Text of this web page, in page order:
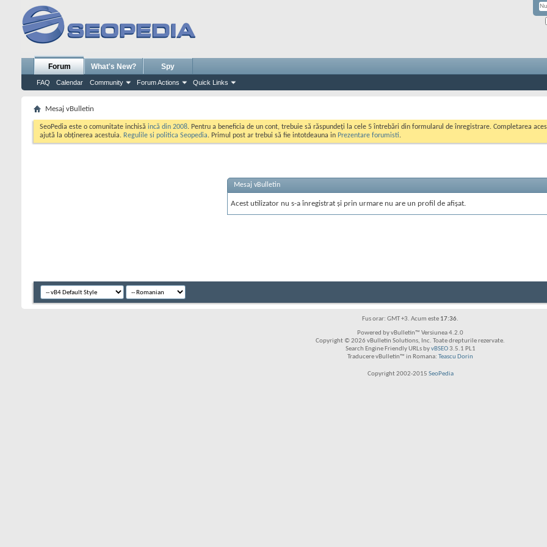
Forum
FAQ Calendar Community Forum Actions Quick Links
What's New? Spy
Mesaj vBulletin
SeoPedia este o comunitate inchisă incă din 2008. Pentru a beneficia de un cont, trebuie să răspundeți la cele 5 întrebări din formularul de înregistrare. Completarea
ajută la obținerea acestuia. Regulile si politica Seopedia. Primul post ar trebui să fie intotdeauna in Prezentare forumisti.
Mesaj vBulletin
Acest utilizator nu s-a înregistrat și prin urmare nu are un profil de afișat.
Fus orar: GMT +3. Acum este 17:36.
Powered by vBulletin™ Versiunea 4.2.0
Copyright © 2026 vBulletin Solutions, Inc. Toate drepturile rezervate.
Search Engine Friendly URLs byvBSEO3.5.1 PL1
Traducere vBulletin™ in Romana: Teascu Dorin
Copyright 2002-2015 SeoPedia